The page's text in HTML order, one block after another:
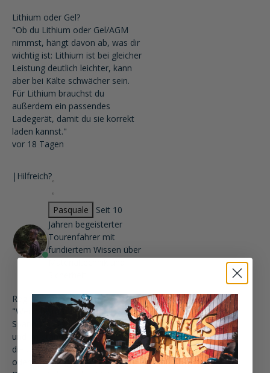
Lithium oder Gel?
"Ob du Lithium oder Gel/AGM
nimmst, hängt davon ab, was dir
wichtig ist: Lithium ist bei gleicher
Leistung deutlich leichter, kann
aber bei Kälte schwächer sein.
Für Lithium brauchst du
außerdem ein passendes
Ladegerät, damit du sie korrekt
laden kannst."
vor 18 Tagen
| Hilfreich?
Pasquale
Seit 10
Jahren begeisterter
Tourenfahrer mit
fundiertem Wissen über
Reglerkontakte prüfen
"Wenn beim Gasgeben die
Spannung nicht über 13,5 V steigt
und im Standgas sogar sinkt, liegt
die Ursache oft eher an Stator
oder Spannungsregler als an der